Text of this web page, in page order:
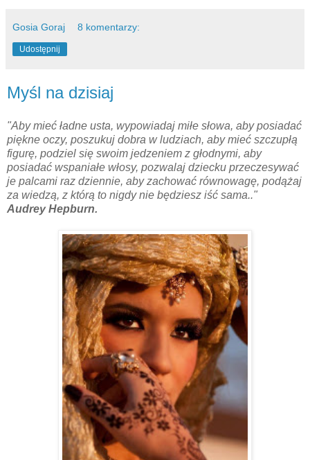
Gosia Goraj 8 komentarzy:
Udostępnij
Myśl na dzisiaj
"Aby mieć ładne usta, wypowiadaj miłe słowa, aby posiadać
piękne oczy, poszukuj dobra w ludziach, aby mieć szczupłą
figurę, podziel się swoim jedzeniem z głodnymi, aby
posiadać wspaniałe włosy, pozwalaj dziecku przeczesywać
je palcami raz dziennie, aby zachować równowagę, podążaj
za wiedzą, z którą to nigdy nie będziesz iść sama.."
Audrey Hepburn.